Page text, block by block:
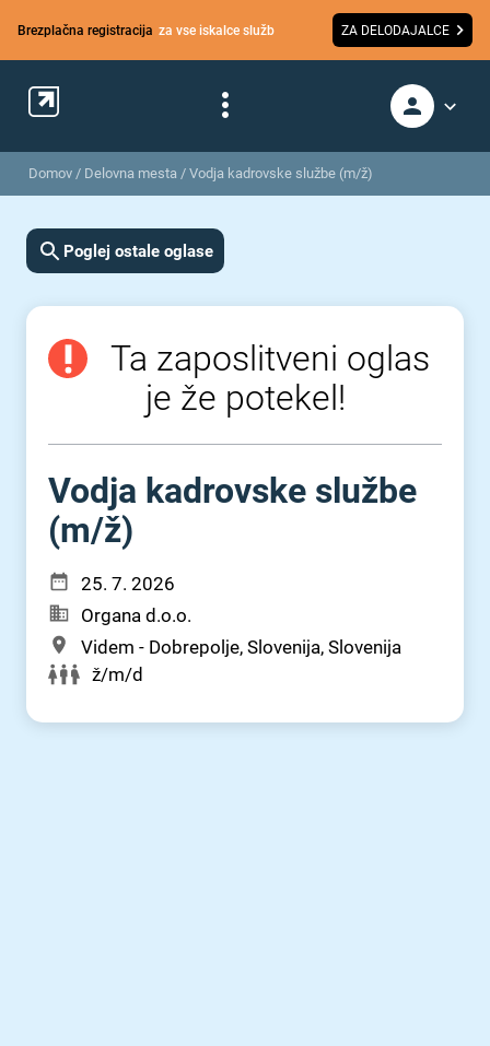
Brezplačna registracija za vse iskalce služb ZA DELODAJALCE
Domov / Delovna mesta / Vodja kadrovske službe (m/ž)
Poglej ostale oglase
Ta zaposlitveni oglas
je že potekel!
Vodja kadrovske službe
(m⁠/⁠ž)
25. 7. 2026
Organa d.o.o.
Videm - Dobrepolje, Slovenija, Slovenija
ž/m/d